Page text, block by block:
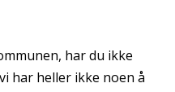
har du ikke
har heller ikke noen å